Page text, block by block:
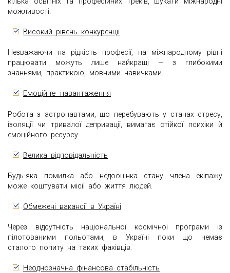
можливості.
Високий рівень конкуренції
Незважаючи на рідкість професії, на міжнародному рівні
працювати можуть лише найкращі — з глибокими
знаннями, практикою, мовними навичками.
Емоційне навантаження
Робота з астронавтами, що перебувають у станах стресу,
ізоляції чи тривалої депривації, вимагає стійкої психіки й
емоційного ресурсу.
Велика відповідальність
Будь-яка помилка або недооцінка стану члена екіпажу
може коштувати місії або життя людей.
Обмежені вакансії в Україні
Через відсутність національної космічної програми із
пілотованими польотами, в Україні поки що немає
сталого попиту на таких фахівців.
Неоднозначна фінансова стабільність